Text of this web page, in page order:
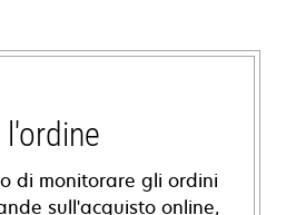
di monitorare gli ordini
sull'acquisto online,